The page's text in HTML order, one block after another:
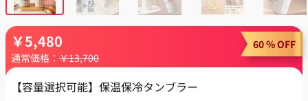
￥5,480
通常価格： ￥13,700
60 % OFF
【容量選択可能】保温保冷タンブラー